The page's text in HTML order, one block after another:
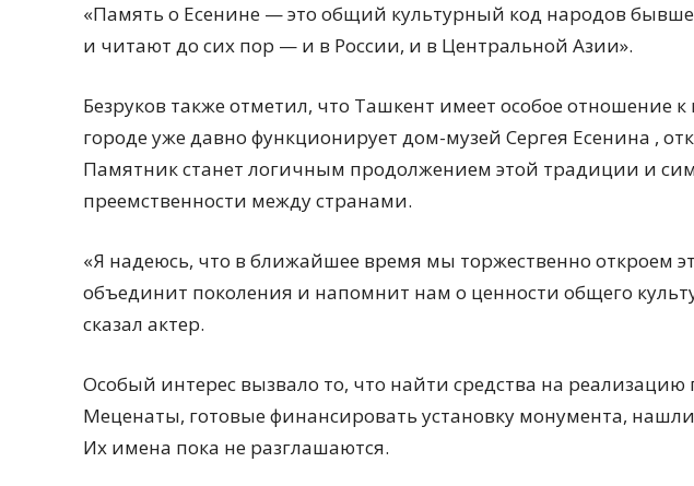
«Память о Есенине — это общий культурный код народов
и читают до сих пор — и в России, и в Центральной Азии».
Безруков также отметил, что Ташкент имеет особое отношение к
городе уже давно функционирует дом-музей Сергея Есенина ,
Памятник станет логичным продолжением этой традиции и
преемственности между странами.
«Я надеюсь, что в ближайшее время мы торжественно откроем
объединит поколения и напомнит нам о ценности общего
сказал актер.
Особый интерес вызвало то, что найти средства на реализацию
Меценаты, готовые финансировать установку монумента,
Их имена пока не разглашаются.